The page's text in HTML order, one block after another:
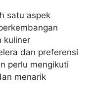
satu aspek
kuliner
dan preferensi
perlu mengikuti
menarik